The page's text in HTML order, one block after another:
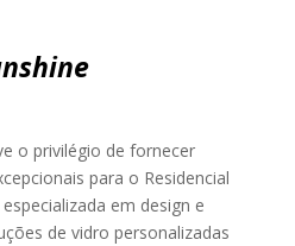
o privilégio de fornecer
para o Residencial
em design e
de vidro personalizadas